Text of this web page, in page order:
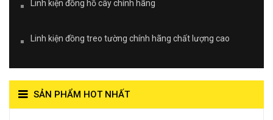
Linh kiện đồng hồ cây chính hãng
Linh kiện đồng treo tường chính hãng chất lượng cao
SẢN PHẨM HOT NHẤT